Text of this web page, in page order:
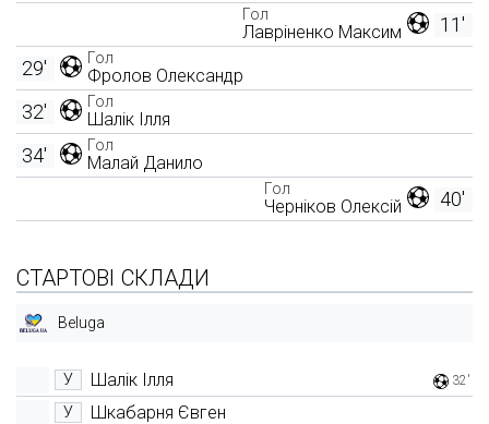
11'
Гол
Лавріненко Максим
Гол
Фролов Олександр
29'
Гол
Шалік Ілля
32'
Гол
Малай Данило
34'
40'
Гол
Черніков Олексій
СТАРТОВІ СКЛАДИ
Beluga
У Шалік Ілля 32'
У Шкабарня Євген